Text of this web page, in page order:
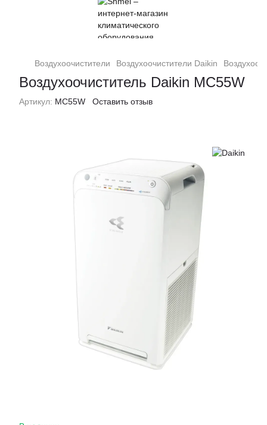
Воздухоочистители Воздухоочистители Daikin
Воздухоочиститель Daikin MC55W
Артикул: MC55W Оставить отзыв